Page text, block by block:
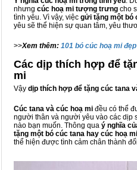
nhưng cúc hoạ mi tượng trưng cho
tình yêu. Vì vậy, việc gửi tặng một bó
yêu sẽ thể hiện sự quan tâm, yêu
>>Xem thêm: 101 bó cúc hoạ mi
Các dịp thích hợp để
mi
Vậy dịp thích hợp để tặng cúc tana
Cúc tana và cúc hoạ mi đều có thể
người thân và người yêu vào các dịp
nào bạn muốn. Thông qua ý nghĩa
tặng một bó cúc tana hay cúc hoạ mi
thể hiện được tình cảm chân thành